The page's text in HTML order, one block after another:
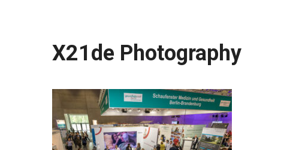
X21de Photography